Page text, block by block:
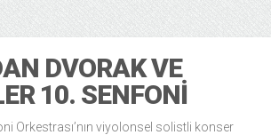
DVORAK VE
10. SENFONI
Orkestrası’nın viyolonsel solistli konser